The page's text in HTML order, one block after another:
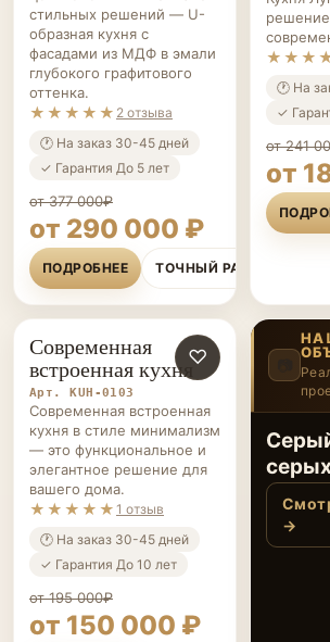
стильных решений — U-
образная кухня с
фасадами из МДФ в эмали
глубокого графитового
оттенка.
★★★★★ 2 отзыва
🕐 На заказ 30-45 дней
✓ Гарантия До 5 лет
от 377 000₽
от 290 000 ₽
ПОДРОБНЕЕ ТОЧНЫЙ РАСЧЁТ
🕐 На
✓
от 241
от
КУХНИ НА ЗАКАЗ ♡
Современная
встроенная кухня
Арт. KUH-0103
Современная встроенная
кухня в стиле минимализм
— это функциональное и
элегантное решение для
вашего дома.
★★★★★ 1 отзыв
🕐 На заказ 30-45 дней
✓ Гарантия До 10 лет
от 195 000₽
от 150 000 ₽
‹
→